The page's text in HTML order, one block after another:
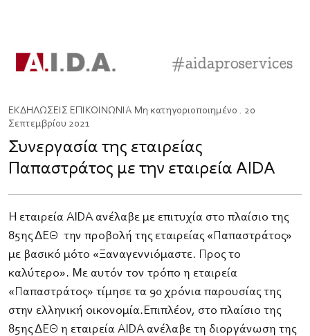
ΕΚΔΗΛΩΣΕΙΣ ΕΠΙΚΟΙΝΩΝΙΑ Μη κατηγοριοποιημένο . 20
Σεπτεμβρίου 2021
Συνεργασία της εταιρείας
Παπαστράτος με την εταιρεία AIDA
Η εταιρεία AIDA ανέλαβε με επιτυχία στo πλαίσιo της
85ης ΔΕΘ την προβολή της εταιρείας «Παπαστράτος»
με βασικό μότο «Ξαναγεννιόμαστε. Προς το
καλύτερο». Με αυτόν τον τρόπο η εταιρεία
«Παπαστράτος» τίμησε τα 90 χρόνια παρουσίας της
στην ελληνική οικονομία.​Επιπλέον, στο πλαίσιο της
85ης ΔΕΘ η εταιρεία AIDA ανέλαβε τη διοργάνωση της